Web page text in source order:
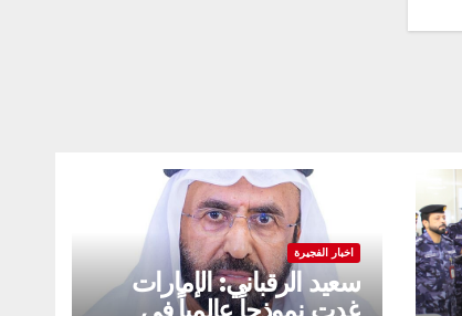
اخبار الفجيرة
سعيد الرقباني: الإمارات